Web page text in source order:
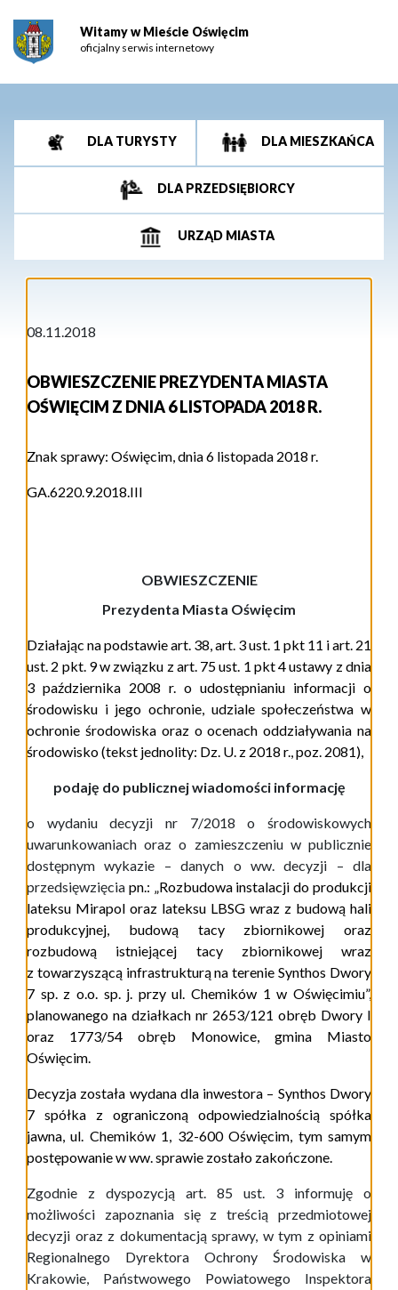
Witamy w Mieście Oświęcim
oficjalny serwis internetowy
DLA TURYSTY DLA MIESZKAŃCA
DLA PRZEDSIĘBIORCY
URZĄD MIASTA
08.11.2018
OBWIESZCZENIE PREZYDENTA MIASTA
OŚWIĘCIM Z DNIA 6 LISTOPADA 2018 R.
Znak sprawy: Oświęcim, dnia 6 listopada 2018 r.
GA.6220.9.2018.III
OBWIESZCZENIE
Prezydenta Miasta Oświęcim
Działając na podstawie art. 38, art. 3 ust. 1 pkt 11 i art. 21
ust. 2 pkt. 9 w związku z art. 75 ust. 1 pkt 4 ustawy z dnia
3 października 2008 r. o udostępnianiu informacji o
środowisku i jego ochronie, udziale społeczeństwa w
ochronie środowiska oraz o ocenach oddziaływania na
środowisko(tekst jednolity: Dz. U. z 2018 r., poz. 2081),
podaję do publicznej wiadomości informację
o wydaniu decyzji nr 7/2018 o środowiskowych
uwarunkowaniach oraz o zamieszczeniu w publicznie
dostępnym wykazie – danych o ww. decyzji – dla
przedsięwzięcia pn.: „Rozbudowa instalacji do produkcji
lateksu Mirapol oraz lateksu LBSG wraz z budową hali
produkcyjnej, budową tacy zbiornikowej oraz
rozbudową istniejącej tacy zbiornikowej wraz
z towarzyszącą infrastrukturą na terenie Synthos Dwory
7 sp. z o.o. sp. j. przy ul. Chemików 1 w Oświęcimiu”,
planowanego na działkach nr 2653/121 obręb Dwory I
oraz 1773/54 obręb Monowice, gmina Miasto
Oświęcim.
Decyzja została wydana dla inwestora – Synthos Dwory
7 spółka z ograniczoną odpowiedzialnością spółka
jawna, ul. Chemików 1, 32-600 Oświęcim, tym samym
postępowanie w ww. sprawie zostało zakończone.
Zgodnie z dyspozycją art. 85 ust. 3 informuję o
możliwości zapoznania się z treścią przedmiotowej
decyzji oraz z dokumentacją sprawy, w tym z opiniami
Regionalnego Dyrektora Ochrony Środowiska w
Krakowie, Państwowego Powiatowego Inspektora